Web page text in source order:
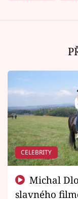
CELEBRITY
slavného